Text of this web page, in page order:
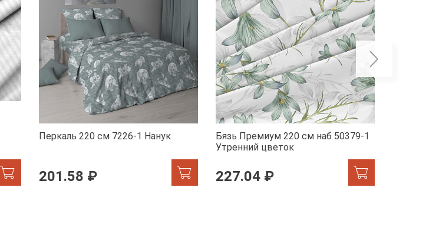
Перкаль 220 см 7226-1 Нанук
201.58 ₽
Бязь Премиум 220 см наб 50379-1
Утренний цветок
227.04 ₽